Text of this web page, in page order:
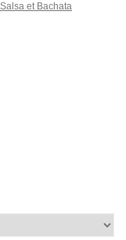
et Bachata